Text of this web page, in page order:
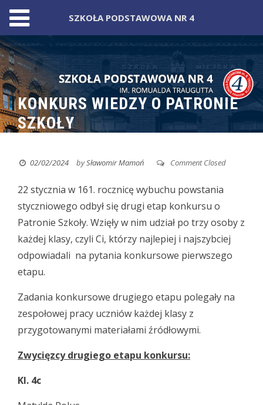
Skip
to
content
KONKURS WIEDZY O PATRONIE
SZKOŁY
02/02/2024 bySławomir Mamoń Comment Closed
22 stycznia w 161. rocznicę wybuchu powstania
styczniowego odbył się drugi etap konkursu o
Patronie Szkoły. Wzięły w nim udział po trzy osoby z
każdej klasy, czyli Ci, którzy najlepiej i najszybciej
odpowiadali na pytania konkursowe pierwszego
etapu.
Zadania konkursowe drugiego etapu polegały na
zespołowej pracy uczniów każdej klasy z
przygotowanymi materiałami źródłowymi.
Zwycięzcy drugiego etapu konkursu:
Kl. 4c
SZKOŁA PODSTAWOWA NR 4